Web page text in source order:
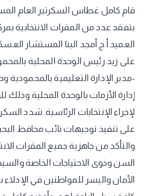
قام كامل غطاس السكرتير العام
بتفقد عدد من المقرات الانتخابية
العميد أ.ح أمجد البنا المستشار
على زيد رئيس الوحدة المحلية
-مدير الإدارة التعليمية
إدارة الأزمات بالوحدة المحلية
لإجراء الإنتخابات الرئاسية. شدد
على تنفيذ توجيهات نائب محافظ
والتأكد من جاهزية جميع المقرات
السن وذوى الاحتياجات الخاصة
الأمان واليسر للمواطنين في الإدلاء